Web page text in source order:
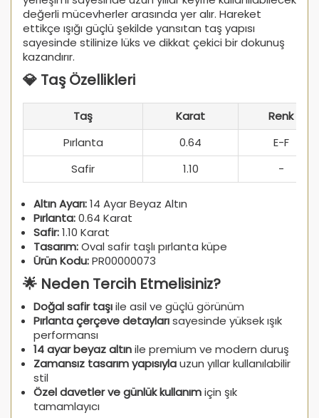
değerli mücevherler arasında yer alır. Hareket
ettikçe ışığı güçlü şekilde yansıtan taş yapısı
sayesinde stilinize lüks ve dikkat çekici bir dokunuş
kazandırır.
💎 Taş Özellikleri
Taş Karat
Renk
Pırlanta
0.64
E-F
Safir
1.10 -
Altın Ayarı:14 Ayar Beyaz Altın
Pırlanta:0.64 Karat
Safir:1.10 Karat
Tasarım:Oval safir taşlı pırlanta küpe
Ürün Kodu:PR00000073
🌟 Neden Tercih Etmelisiniz?
Doğal safir taşıile asil ve güçlü görünüm
Pırlanta çerçeve detaylarısayesinde yüksek ışık
performansı
14 ayar beyaz altınile premium ve modern duruş
Zamansız tasarım yapısıylauzun yıllar kullanılabilir
stil
Özel davetler ve günlük kullanımiçin şık
tamamlayıcı